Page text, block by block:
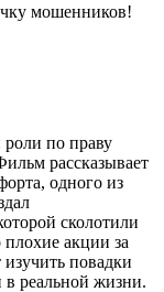
мошенников!
по праву
рассказывает
одного из
сколотили
плохие акции за
повадки
в реальной жизни.